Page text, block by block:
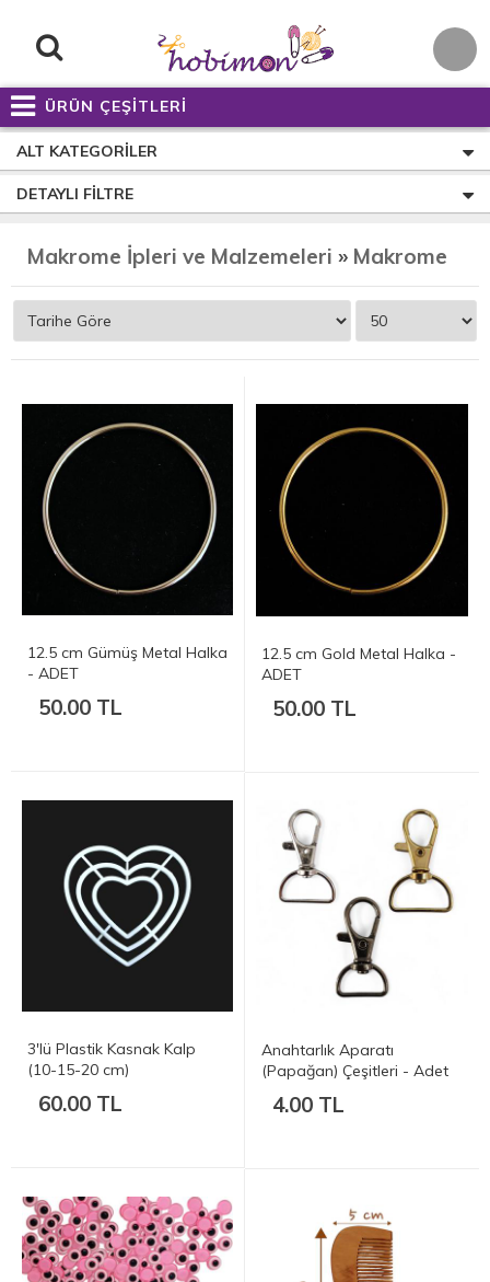
ÜRÜN ÇEŞİTLERİ
ALT KATEGORILER
DETAYLI FILTRE
Makrome İpleri ve Malzemeleri » Makrome Aksesuarları ve Koli Bantı
12.5 cm Gümüş Metal Halka
- ADET
50.00 TL
12.5 cm Gold Metal Halka -
ADET
50.00 TL
3'lü Plastik Kasnak Kalp
(10-15-20 cm)
60.00 TL
Anahtarlık Aparatı
(Papağan) Çeşitleri - Adet
4.00 TL